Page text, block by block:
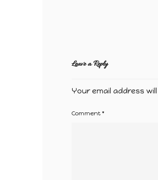
Leave a Reply
Your email address
Comment *